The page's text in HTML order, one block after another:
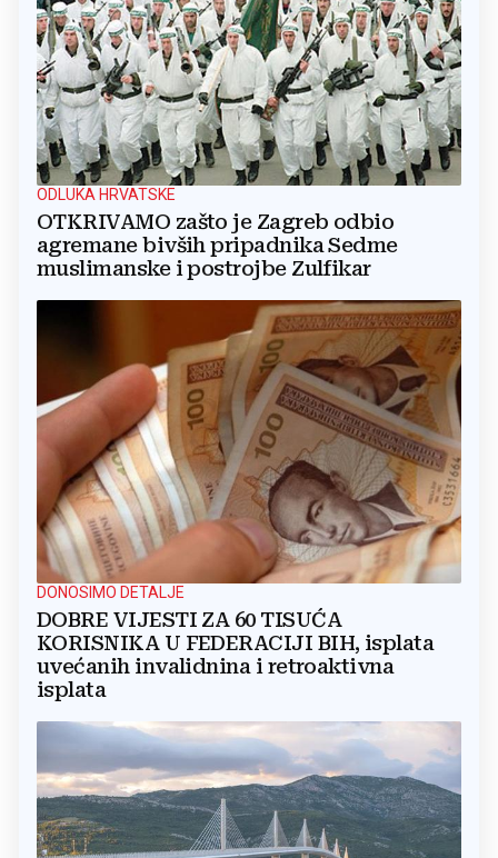
ODLUKA HRVATSKE
OTKRIVAMO zašto je Zagreb odbio
agremane bivših pripadnika Sedme
muslimanske i postrojbe Zulfikar
DONOSIMO DETALJE
DOBRE VIJESTI ZA 60 TISUĆA
KORISNIKA U FEDERACIJI BIH, isplata
uvećanih invalidnina i retroaktivna
isplata